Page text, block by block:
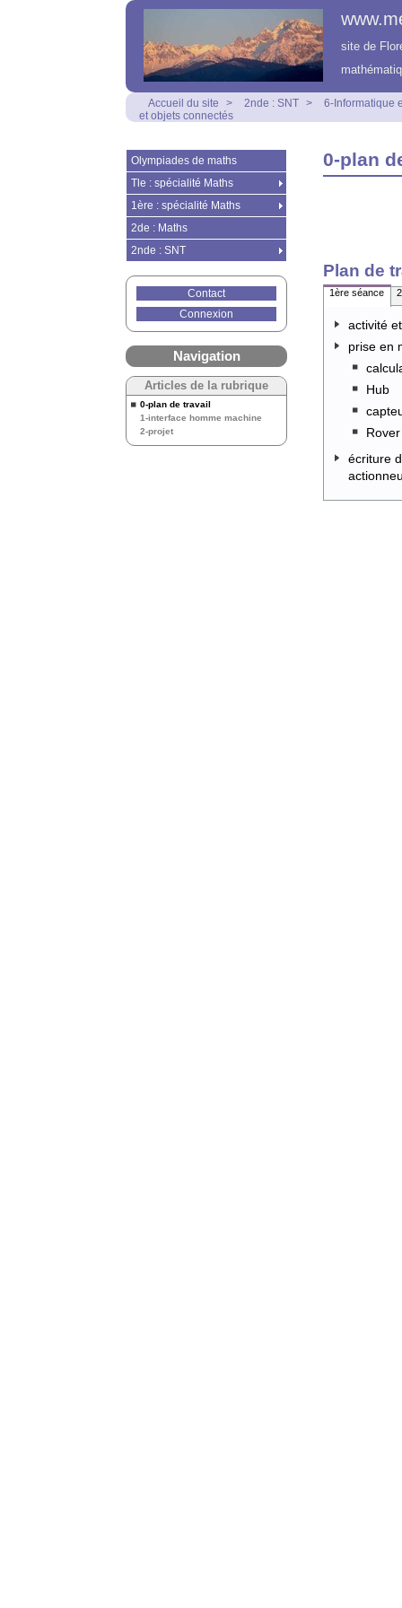
site de
Accueil du site > 2nde : SNT >
6-Informatique
et objets connectés
0-plan
Plan de
1ère séance
activité
prise en
Hub
Rover
écriture
Olympiades de maths
Tle : spécialité Maths
1ère : spécialité Maths
2de : Maths
2nde : SNT
Contact
Connexion
Navigation
Articles de la rubrique
0-plan de travail
1-interface homme machine
2-projet